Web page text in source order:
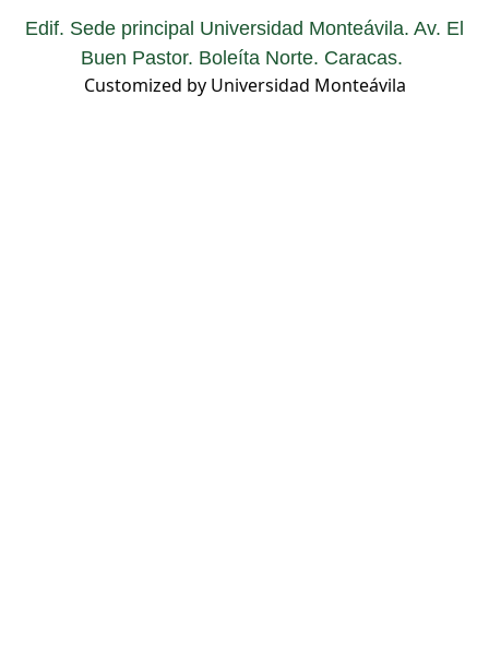
Edif. Sede principal Universidad Monteávila. Av. El
Buen Pastor. Boleíta Norte. Caracas.
Customized by Universidad Monteávila